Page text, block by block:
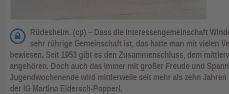
Rüdesheim. (cp) – Dass die Interessengemeinschaft
sehr rührige Gemeinschaft ist, das hatte man mit vielen
bewiesen. Seit 1953 gibt es den Zusammenschluss, dem
angehören. Doch auch das immer mit großer Freude und
Jugendwochenende wird mittlerweile seit mehr als zehn
der IG Martina Eldersch-Popperl.